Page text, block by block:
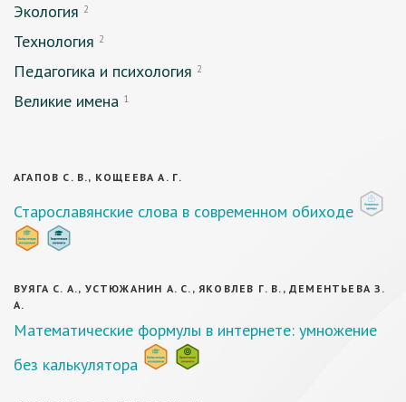
Экология 2
Технология 2
Педагогика и психология 2
Великие имена 1
АГАПОВ С. В., КОЩЕЕВА А. Г.
Старославянские слова в современном обиходе
ВУЯГА С. А., УСТЮЖАНИН А. С., ЯКОВЛЕВ Г. В., ДЕМЕНТЬЕВА З.
А.
Математические формулы в интернете: умножение
без калькулятора